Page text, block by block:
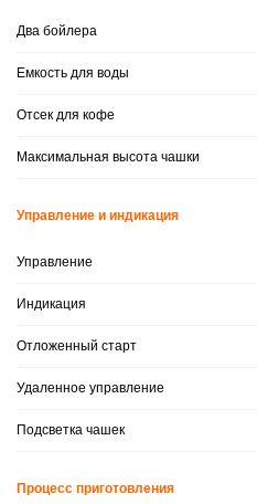
Два бойлера
Емкость для воды
Отсек для кофе
Максимальная высота чашки
Управление и индикация
Управление
Индикация
Отложенный старт
Удаленное управление
Подсветка чашек
Процесс приготовления